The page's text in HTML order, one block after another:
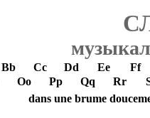
Bb Cc Dd Ee
Ff
Oo Pp Qq Rr
dans une brume